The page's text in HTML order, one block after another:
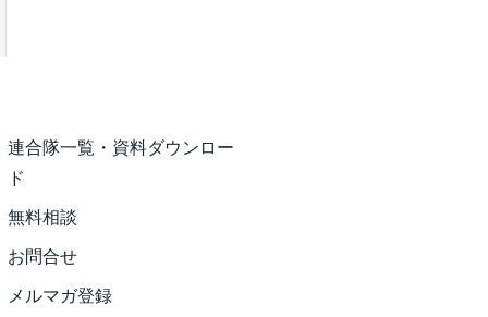
連合隊一覧・資料ダウンロー
ド
無料相談
お問合せ
メルマガ登録